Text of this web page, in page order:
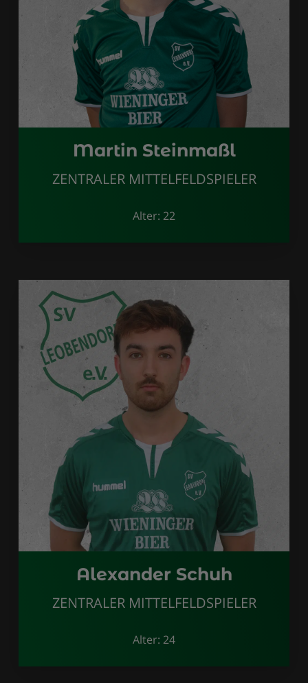
Martin Steinmaßl
ZENTRALER MITTELFELDSPIELER
Alter: 22
Alexander Schuh
ZENTRALER MITTELFELDSPIELER
Alter: 24